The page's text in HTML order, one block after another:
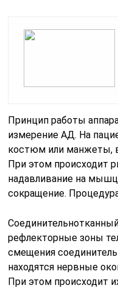
Принцип работы
измерение АД. На
костюм или манжеты,
При этом происходит
надавливание на
сокращение.
рефлекторные зоны
смещения
находятся нервные
При этом происходит